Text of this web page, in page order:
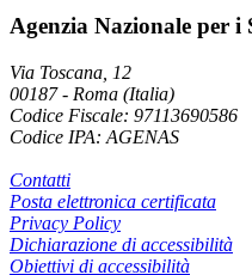
Agenzia Nazionale per
Via Toscana, 12
00187- Roma (Italia)
Codice Fiscale: 97113690586
Codice IPA: AGENAS
Contatti
Posta elettronica certificata
Privacy Policy
Dichiarazione di accessibilità
Obiettivi di accessibilità